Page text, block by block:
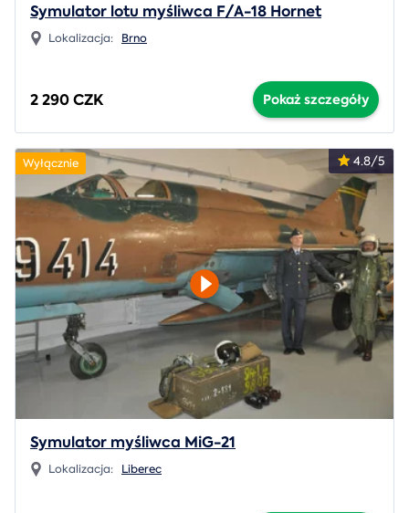
Symulator lotu myśliwca F/A-18 Hornet
Lokalizacja: Brno
2 290 CZK Pokaż szczegóły
4.8/5
Wyłącznie
Symulator myśliwca MiG-21
Lokalizacja: Liberec